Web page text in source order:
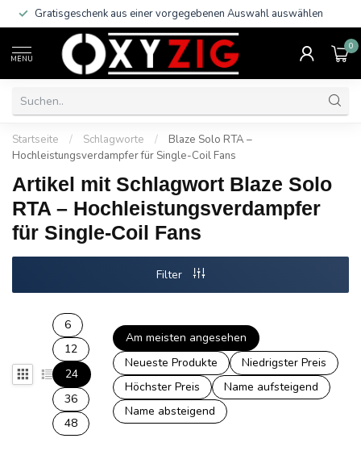
Gratisgeschenk aus einer vorgegebenen Auswahl auswählen
MENU
0
Startseite / Schlagworte /
Blaze Solo RTA –
Hochleistungsverdampfer für Single-Coil Fans
Artikel mit Schlagwort Blaze Solo
RTA – Hochleistungsverdampfer
für Single-Coil Fans
Filter
6
12
24
36
48
Am meisten angesehen
Neueste Produkte
Niedrigster Preis
Höchster Preis
Name aufsteigend
Name absteigend